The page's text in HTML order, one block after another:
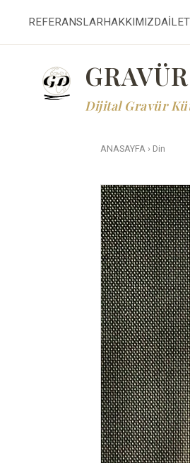
REFERANSLARHAKKIMIZDA
Dijital Gravür
ANASAYFA › Din